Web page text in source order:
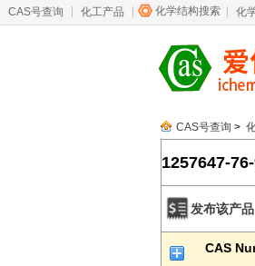
CAS号查询 化工产品 化学结构搜索 化
CAS号查询 >
1257647-
发布该产品
CAS